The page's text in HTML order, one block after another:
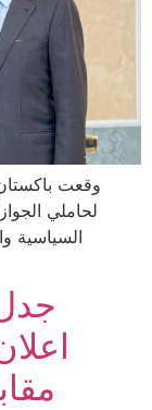
وقعت باكستان
لحاملي
السياسية